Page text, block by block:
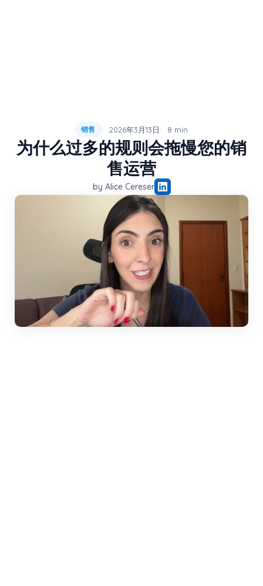
销售 2026年3月13日 8 min
为什么过多的规则会拖慢您的销
售运营
by Alice Cereser